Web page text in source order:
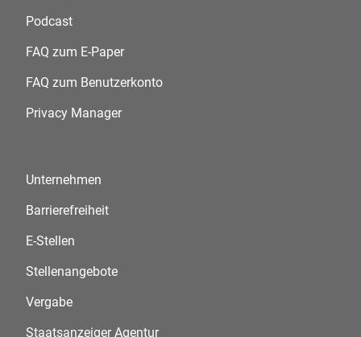
Podcast
FAQ zum E-Paper
FAQ zum Benutzerkonto
Privacy Manager
Unternehmen
Barrierefreiheit
E-Stellen
Stellenangebote
Vergabe
Staatsanzeiger Agentur